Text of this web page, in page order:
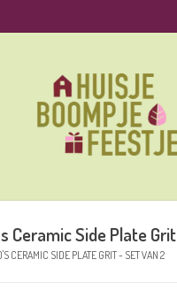
Ceramic Side Plate
CERAMIC SIDE PLATE GRIT - SET VAN 2